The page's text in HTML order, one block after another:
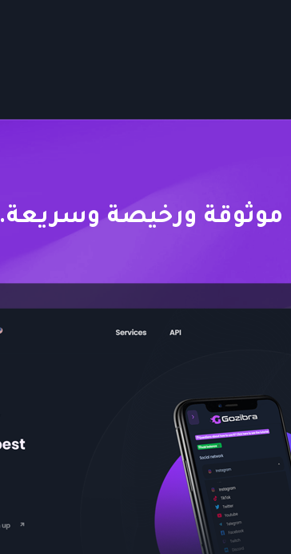
موثوقة ورخيصة وسريعة.